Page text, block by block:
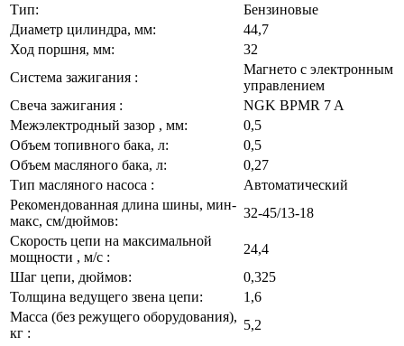
Тип:
Бензиновые
Диаметр цилиндра, мм:
44,7
Ход поршня, мм:
32
Система зажигания :
Магнето с электронным
управлением
Свеча зажигания :
NGK BPMR 7 A
Межэлектродный зазор , мм:
0,5
Объем топивного бака, л:
0,5
Объем масляного бака, л:
0,27
Тип масляного насоса :
Автоматический
Рекомендованная длина шины, мин-
макс, см/дюймов:
32-45/13-18
Скорость цепи на максимальной
мощности , м/с :
24,4
Шаг цепи, дюймов:
0,325
Толщина ведущего звена цепи:
1,6
Масса (без режущего оборудования),
кг :
5,2